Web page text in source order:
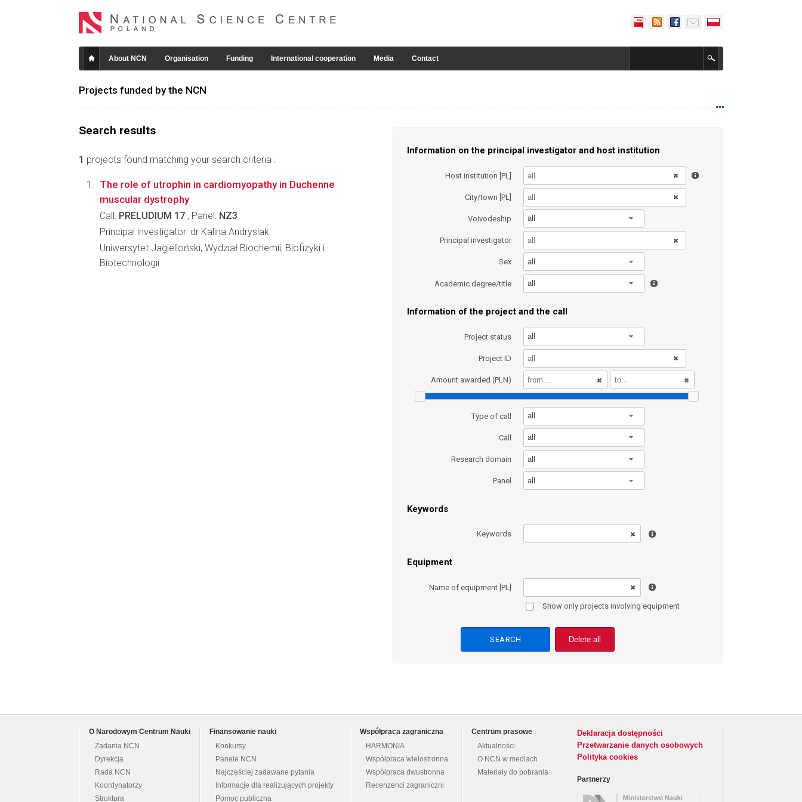
About NCN Organisation Funding International cooperation Media Contact
Projects funded by the NCN
Search results
1 projects found matching your search criteria :
Information on the principal investigator and host institution
Host institution [PL]
City/town [PL]
Voivodeship all
Principal investigator
Sex all
Academic degree/title all
Information of the project and the call
Project status all
Project ID
Amount awarded (PLN)
Type of call all
Call all
Research domain all
Panel all
Keywords
Keywords
Equipment
Name of equipment [PL]
Show only projects involving equipment
Delete all
The role of utrophin in cardiomyopathy in Duchenne
muscular dystrophy
Call: PRELUDIUM 17 , Panel: NZ3
Principal investigator: dr Kalina Andrysiak
Uniwersytet Jagielloński, Wydział Biochemii, Biofizyki i
Biotechnologii
O Narodowym Centrum Nauki
Zadania NCN
Dyrekcja
Rada NCN
Koordynatorzy
Struktura
Finansowanie nauki
Konkursy
Panele NCN
Najczęściej zadawane pytania
Informacje dla realizujących projekty
Pomoc publiczna
Współpraca zagraniczna
HARMONIA
Współpraca wielostronna
Współpraca dwustronna
Recenzenci zagraniczni
Centrum prasowe
Aktualności
O NCN w mediach
Materiały do pobrania
Deklaracja dostępności
Przetwarzanie danych osobowych
Polityka cookies
Partnerzy